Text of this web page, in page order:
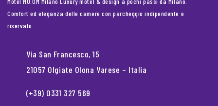
Comfort ed eleganza delle camere con parcheggio indipendente e
riservato.
Via San Francesco, 15
21057 Olgiate Olona Varese – Italia
(+39) 0331 327 569